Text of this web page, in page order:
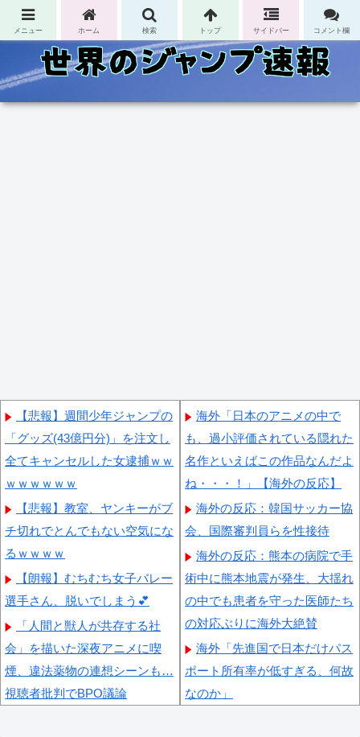
コンテンツへスキップ
【悲報】週間少年ジャンプの
「グッズ(43億円分)」を注文し
全てキャンセルした女逮捕ｗｗ
ｗｗｗｗｗｗ
【悲報】教室、ヤンキーがブ
チ切れでとんでもない空気にな
るｗｗｗｗ
【朗報】むちむち女子バレー
選手さん、脱いでしまう💕
「人間と獣人が共存する社
会」を描いた深夜アニメに喫
煙、違法薬物の連想シーンも…
視聴者批判でBPO議論
海外「日本のアニメの中で
も、過小評価されている隠れた
名作といえばこの作品なんだよ
ね・・・！」【海外の反応】
海外の反応：韓国サッカー協
会、国際審判員らを性接待
海外の反応：熊本の病院で手
術中に熊本地震が発生、大揺れ
の中でも患者を守った医師たち
の対応ぶりに海外大絶賛
海外「先進国で日本だけパス
ポート所有率が低すぎる、何故
なのか」
メニュー ホーム 検索 トップ サイドバー コメント欄